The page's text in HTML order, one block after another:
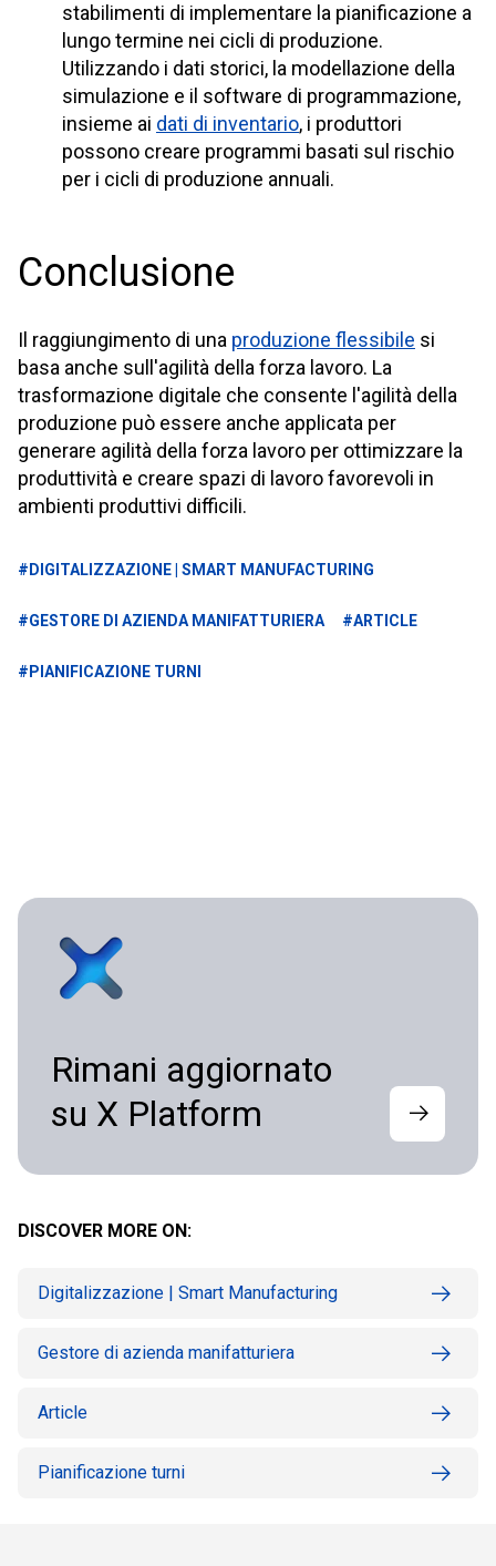
stabilimenti di implementare la pianificazione a
lungo termine nei cicli di produzione.
Utilizzando i dati storici, la modellazione della
simulazione e il software di programmazione,
insieme ai dati di inventario, i produttori
possono creare programmi basati sul rischio
per i cicli di produzione annuali.
Conclusione
Il raggiungimento di una produzione flessibile si
basa anche sull'agilità della forza lavoro. La
trasformazione digitale che consente l'agilità della
produzione può essere anche applicata per
generare agilità della forza lavoro per ottimizzare la
produttività e creare spazi di lavoro favorevoli in
ambienti produttivi difficili.
#DIGITALIZZAZIONE | SMART MANUFACTURING
#GESTORE DI AZIENDA MANIFATTURIERA #ARTICLE
#PIANIFICAZIONE TURNI
Rimani aggiornato
su X Platform
DISCOVER MORE ON:
Digitalizzazione | Smart Manufacturing
Gestore di azienda manifatturiera
Article
Pianificazione turni